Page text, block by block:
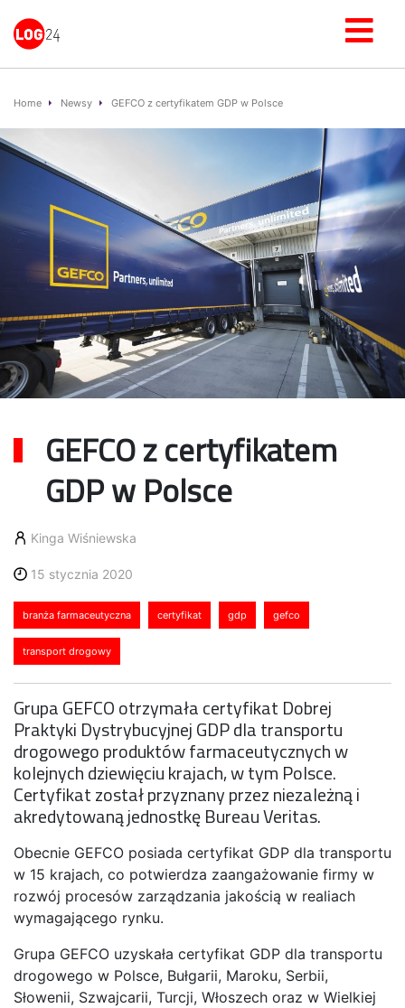
Home Newsy GEFCO z certyfikatem GDP w Polsce
GEFCO z certyfikatem
GDP w Polsce
Kinga Wiśniewska
15 stycznia 2020
branża farmaceutyczna certyfikat gdp gefco
transport drogowy
Grupa GEFCO otrzymała certyfikat Dobrej
Praktyki Dystrybucyjnej GDP dla transportu
drogowego produktów farmaceutycznych w
kolejnych dziewięciu krajach, w tym Polsce.
Certyfikat został przyznany przez niezależną i
akredytowaną jednostkę Bureau Veritas.
Obecnie GEFCO posiada certyfikat GDP dla transportu
w 15 krajach, co potwierdza zaangażowanie firmy w
rozwój procesów zarządzania jakością w realiach
wymagającego rynku.
Grupa GEFCO uzyskała certyfikat GDP dla transportu
drogowego w Polsce, Bułgarii, Maroku, Serbii,
Słowenii, Szwajcarii, Turcji, Włoszech oraz w Wielkiej